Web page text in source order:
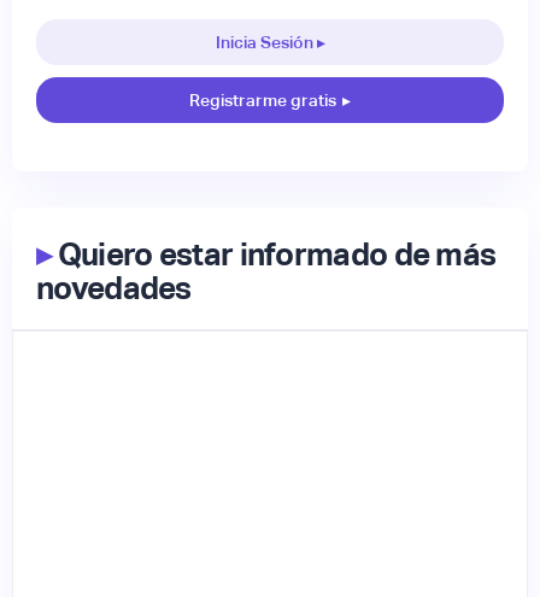
Inicia Sesión ▸
Registrarme gratis ▸
▸Quiero estar informado de más
novedades